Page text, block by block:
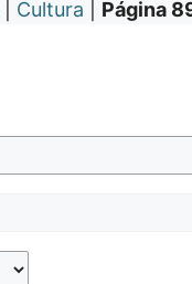
Cultura Página